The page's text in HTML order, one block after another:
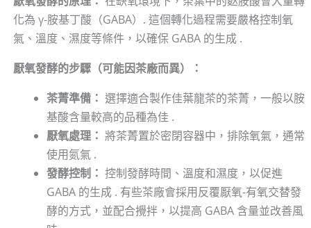
化為 γ-胺基丁酸（GABA）. 這個轉化過程需要嚴格控制氧
氣、溫度、濕度等條件，以確保 GABA 的生成 .
厭氧發酵的步驟（可能因茶廠而異）：
茶菁準備： 選擇適合製作佳葉龍茶的茶菁，一般以胺
基酸含量較高的品種為佳 .
厭氧處理： 將茶菁置於密閉容器中，排除氧氣，通常
使用氮氣 .
發酵控制： 控制發酵時間、溫度和濕度，以促進
GABA 的生成 . 有些茶廠會採用反覆厭氧-有氧交替發
酵的方式，並配合攪拌，以提高 GABA 含量並改善風